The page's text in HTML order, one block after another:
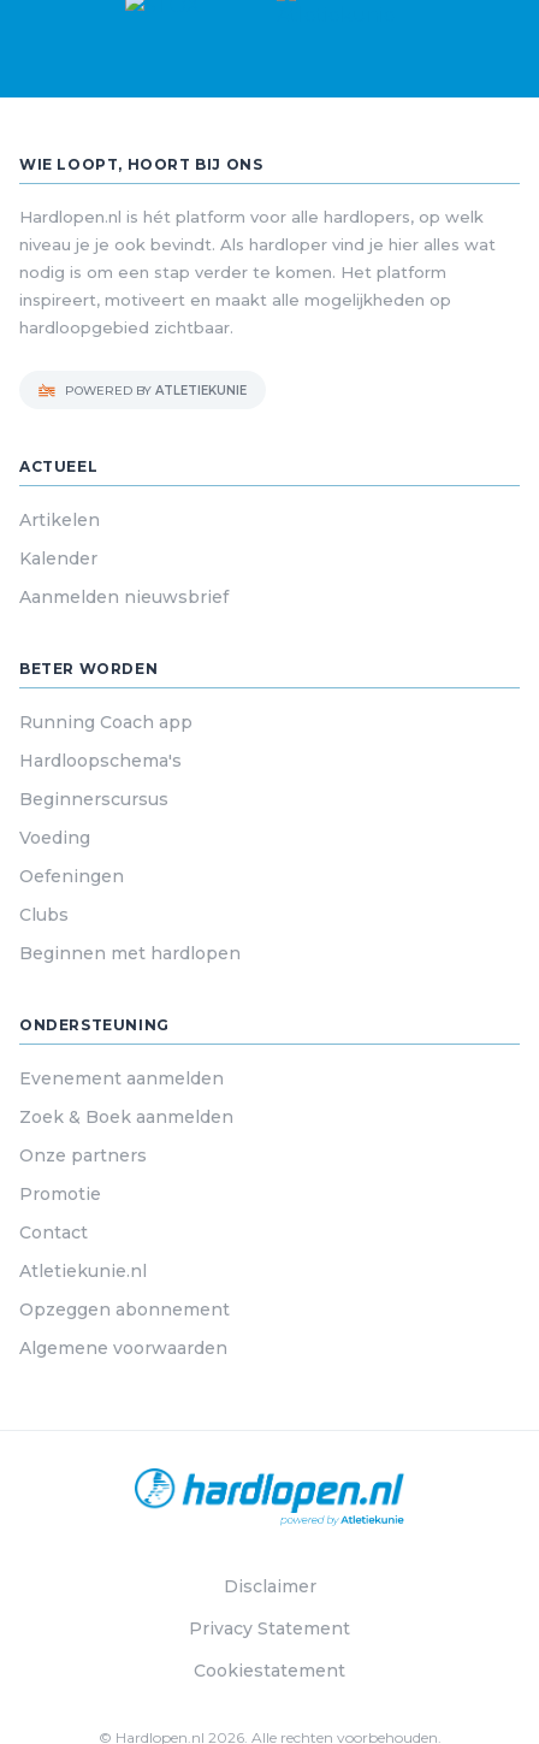
WIE LOOPT, HOORT BIJ ONS
Hardlopen.nl is hét platform voor alle hardlopers, op welk
niveau je je ook bevindt. Als hardloper vind je hier alles wat
nodig is om een stap verder te komen. Het platform
inspireert, motiveert en maakt alle mogelijkheden op
hardloopgebied zichtbaar.
POWERED BY ATLETIEKUNIE
ACTUEEL
Artikelen
Kalender
Aanmelden nieuwsbrief
BETER WORDEN
Running Coach app
Hardloopschema's
Beginnerscursus
Voeding
Oefeningen
Clubs
Beginnen met hardlopen
ONDERSTEUNING
Evenement aanmelden
Zoek & Boek aanmelden
Onze partners
Promotie
Contact
Atletiekunie.nl
Opzeggen abonnement
Algemene voorwaarden
Disclaimer
Privacy Statement
Cookiestatement
© Hardlopen.nl 2026. Alle rechten voorbehouden.